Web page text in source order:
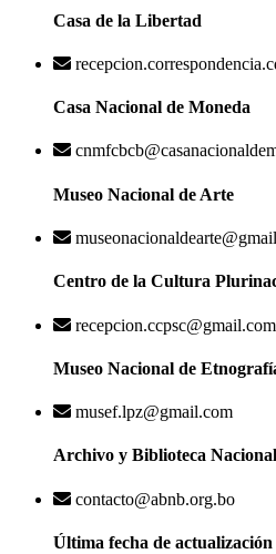
Casa de la Libertad
Casa Nacional de Moneda
Museo Nacional de Arte
Centro de la Cultura
recepcion.ccpsc@gmail.com
Museo Nacional de
musef.lpz@gmail.com
Archivo y Biblioteca
contacto@abnb.org.bo
Última fecha de actualización